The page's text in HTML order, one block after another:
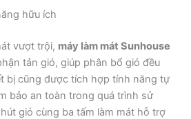
hữu ích
vượt trội, máy làm mát Sunhouse
tản gió, giúp phân bổ gió đều
bị cũng được tích hợp tính năng tự
bảo an toàn trong quá trình sử
gió cùng ba tấm làm mát hỗ trợ